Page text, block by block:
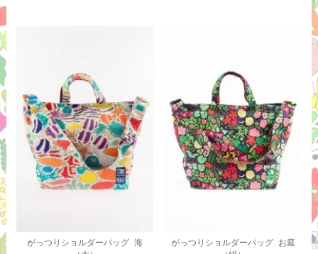
がっつりショルダーバッグ 海
がっつりショルダーバッグ お庭